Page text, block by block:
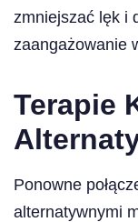
zmniejszać lęk i
zaangażowanie
Terapie
Ponowne
alternatywnymi